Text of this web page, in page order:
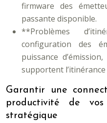
firmware des
passante disponible.
**Problèmes
configuration des
puissance
supportent l’itinérance
Garantir une
productivité de
stratégique